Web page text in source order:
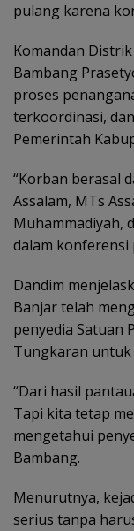
pulang karena
Komandan
Bambang
proses
terkoordinasi,
Pemerintah
“Korban berasal
Assalam, MTs
Muhammadiyah,
dalam konferensi
Dandim
Banjar telah
penyedia Satuan
Tungkaran
“Dari hasil
Tapi kita tetap
mengetahui
Bambang.
Menurutnya,
serius tanpa